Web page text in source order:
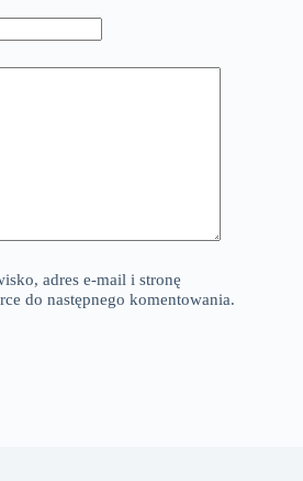
adres e-mail i stronę
do następnego komentowania.